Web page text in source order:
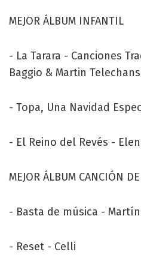
MEJOR ÁLBUM INFANTIL
- La Tarara - Canciones
Baggio & Martin
- Topa, Una Navidad
- El Reino del Revés -
MEJOR ÁLBUM CANCIÓN
- Basta de música -
- Reset - Celli